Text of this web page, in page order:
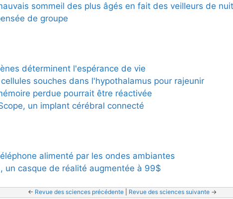
sommeil des plus âgés en fait des veilleurs de nuit
de groupe
déterminent l'espérance de vie
cellules souches dans l'hypothalamus pour rajeunir
perdue pourrait être réactivée
un implant cérébral connecté
alimenté par les ondes ambiantes
un casque de réalité augmentée à 99$
<- Revue des sciences précédente Revue des sciences suivante ->